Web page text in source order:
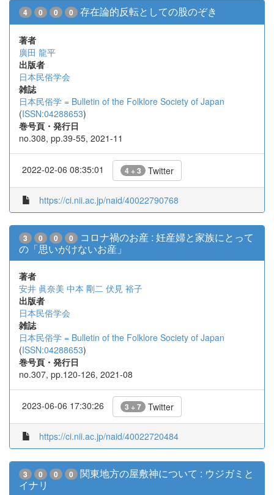
4 0 0 0 存在論的反転としての股のぞき
著者
廣田 龍平
出版者
日本民俗学会
雑誌
日本民俗学 = Bulletin of the Folklore Society of Japan
(ISSN:04288653)
巻号頁・発行日
no.308, pp.39-55, 2021-11
2022-02-06 08:35:01 4 + 3 Twitter
https://ci.nii.ac.jp/naid/40022790768
3 0 0 0
コロナ禍のお産 : 妊産婦と家族にとって
の「思いがけないお産」
著者
安井 眞奈美 中本 剛二 伏見 裕子
出版者
日本民俗学会
雑誌
日本民俗学 = Bulletin of the Folklore Society of Japan
(ISSN:04288653)
巻号頁・発行日
no.307, pp.120-126, 2021-08
2023-06-06 17:30:26 3 + 7 Twitter
https://ci.nii.ac.jp/naid/40022720484
3 0 0 0
関東地方の屋敷神について : ウジガミと
イナリ